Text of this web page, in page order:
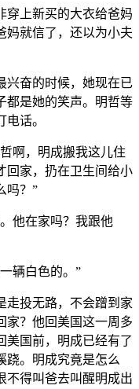
穿上新买的大衣给爸妈
妈就信了，还以为小夫
兴奋的时候，她现在已
都是她的笑声。明哲等
话。
啊，明成搬我这儿住
回家，扔在卫生间给小
吗？”
他在家吗？我跟他
辆白色的。”
走投无路，不会蹭到家
家？他回美国这一周多
美国前，明成已经有了
跷。明成究竟是怎么
不得叫爸去叫醒明成出